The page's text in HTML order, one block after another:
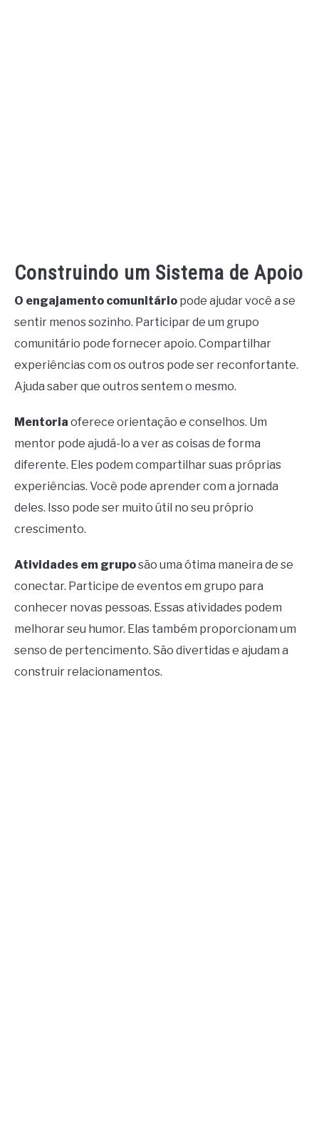
Construindo um Sistema de Apoio
O engajamento comunitário pode ajudar você a se
sentir menos sozinho. Participar de um grupo
comunitário pode fornecer apoio. Compartilhar
experiências com os outros pode ser reconfortante.
Ajuda saber que outros sentem o mesmo.
Mentoria oferece orientação e conselhos. Um
mentor pode ajudá-lo a ver as coisas de forma
diferente. Eles podem compartilhar suas próprias
experiências. Você pode aprender com a jornada
deles. Isso pode ser muito útil no seu próprio
crescimento.
Atividades em gruposão uma ótima maneira de se
conectar. Participe de eventos em grupo para
conhecer novas pessoas. Essas atividades podem
melhorar seu humor. Elas também proporcionam um
senso de pertencimento. São divertidas e ajudam a
construir relacionamentos.